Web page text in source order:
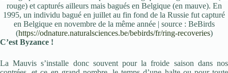
rouge) et capturés ailleurs mais bagués en Belgique (en mauve). En
1995, un individu bagué en juillet au fin fond de la Russie fut capturé
en Belgique en novembre de la même année | source : BeBirds
(https://odnature.naturalsciences.be/bebirds/fr/ring-recoveries)
C’est Byzance !
La Mauvis s’installe donc souvent pour la froide saison dans nos